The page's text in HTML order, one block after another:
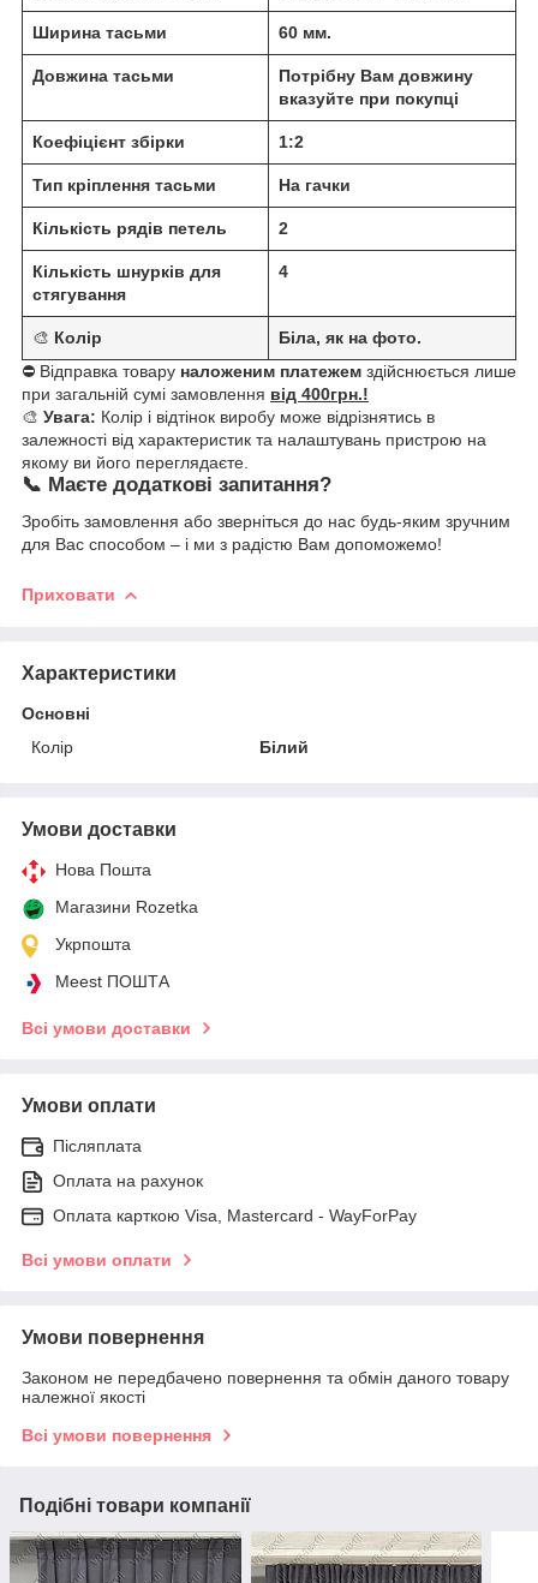
Ширина тасьми 60 мм.
Довжина тасьми
Потрібну Вам довжину
вказуйте при покупці
Коефіцієнт збірки 1:2
Тип кріплення тасьми На гачки
Кількість рядів петель 2
Кількість шнурків для
стягування
4
🎨 Колір Біла, як на фото.
⛔ Відправка товару наложеним платежем здійснюється лише
при загальній сумі замовлення від 400грн.!
🎨 Увага: Колір і відтінок виробу може відрізнятись в
залежності від характеристик та налаштувань пристрою на
якому ви його переглядаєте.
📞 Маєте додаткові запитання?
Зробіть замовлення або зверніться до нас будь-яким зручним
для Вас способом – і ми з радістю Вам допоможемо!
Приховати
Характеристики
Основні
Колір
Білий
Умови доставки
Нова Пошта
Магазини Rozetka
Укрпошта
Meest ПОШТА
Всі умови доставки
Умови оплати
Післяплата
Оплата на рахунок
Оплата карткою Visa, Mastercard - WayForPay
Всі умови оплати
Умови повернення
Законом не передбачено повернення та обмін даного товару
належної якості
Всі умови повернення
Подібні товари компанії